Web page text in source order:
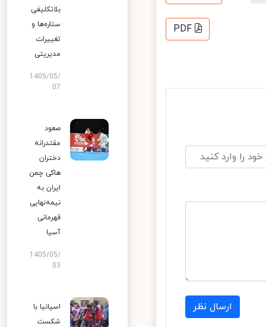
PDF
ارسال نظر
بلاتکلیفی
ستاره‌ها و
تغییرات
مدیریتی
1405/05/
07
صعود
مقتدرانه
دختران
هاکی چمن
ایران به
نیمه‌نهایی
قهرمانی
آسیا
1405/05/
03
اسپانیا با
شکست